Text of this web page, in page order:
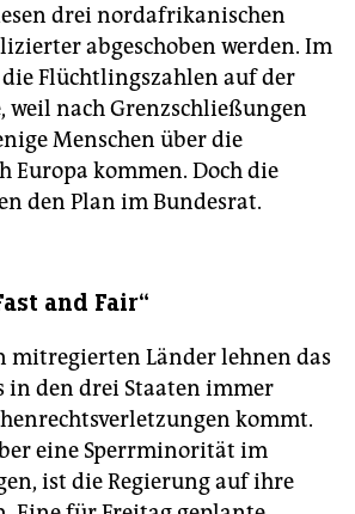
drei nordafrikanischen
abgeschoben werden. Im
Flüchtlingszahlen auf der
nach Grenzschließungen
Menschen über die
Europa kommen. Doch die
den Plan im Bundesrat.
and Fair“
mitregierten Länder lehnen das
in den drei Staaten immer
kommt.
eine Sperrminorität im
ist die Regierung auf ihre